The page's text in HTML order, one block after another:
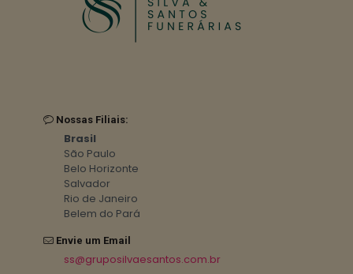
Nossas Filiais:
Brasil
São Paulo
Belo Horizonte
Salvador
Rio de Janeiro
Belem do Pará
Envie um Email
ss@gruposilvaesantos.com.br